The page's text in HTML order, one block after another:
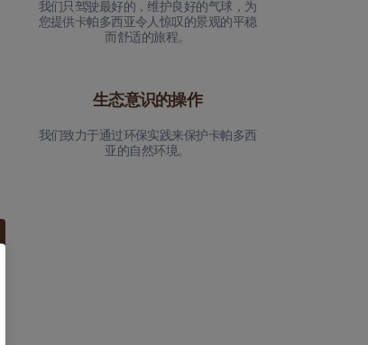
我们只驾驶最好的，维护良好的气球，为
您提供卡帕多西亚令人惊叹的景观的平稳
而舒适的旅程。
生态意识的操作
我们致力于通过环保实践来保护卡帕多西
亚的自然环境。